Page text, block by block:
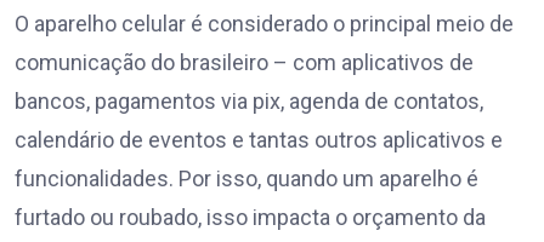
O aparelho celular é considerado o principal meio de
comunicação do brasileiro – com aplicativos de
bancos, pagamentos via pix, agenda de contatos,
calendário de eventos e tantas outros aplicativos e
funcionalidades. Por isso, quando um aparelho é
furtado ou roubado, isso impacta o orçamento da